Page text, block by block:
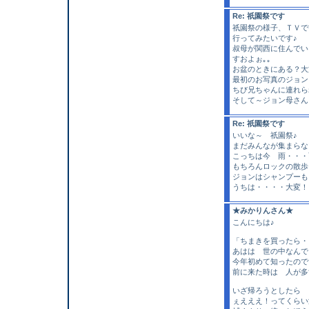
Re: 祇園祭です
祇園祭の様子、ＴＶ
行ってみたいです♪
叔母が関西に住んで
すおよぉ｡｡
お盆のときにある？
最初のお写真のジョ
ちび兄ちゃんに連れ
そして～ジョン母さ
Re: 祇園祭です
いいな～ 祇園祭♪
まだみんなが集まら
こっちは今 雨・・・
もちろんロックの散
ジョンはシャンプー
うちは・・・・大変！
★みかりんさん★
こんにちは♪
「ちまきを買ったら
あはは 世の中なんで
今年初めて知ったの
前に来た時は 人が多
いざ帰ろうとしたら
ぇえええ！ってくら